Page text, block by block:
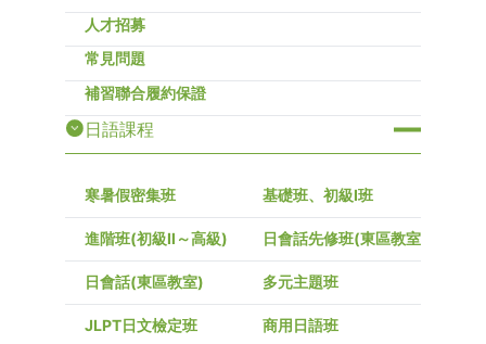
人才招募
常見問題
補習聯合履約保證
日語課程
寒暑假密集班 基礎班、初級I班
進階班(初級Ⅱ～高級) 日會話先修班(東區教室)
日會話(東區教室) 多元主題班
JLPT日文檢定班 商用日語班